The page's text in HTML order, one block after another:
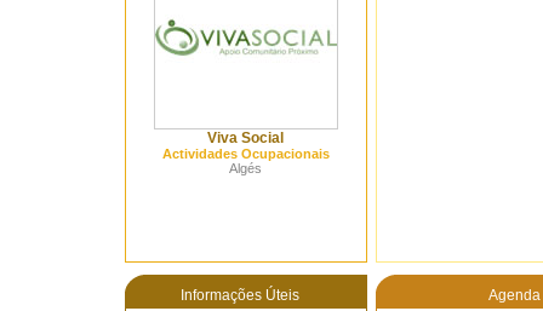
Viva Social
Actividades Ocupacionais
Algés
Informações Úteis Agenda